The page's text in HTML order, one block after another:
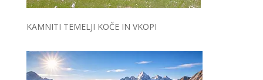
KAMNITI TEMELJI KOČE IN VKOPI